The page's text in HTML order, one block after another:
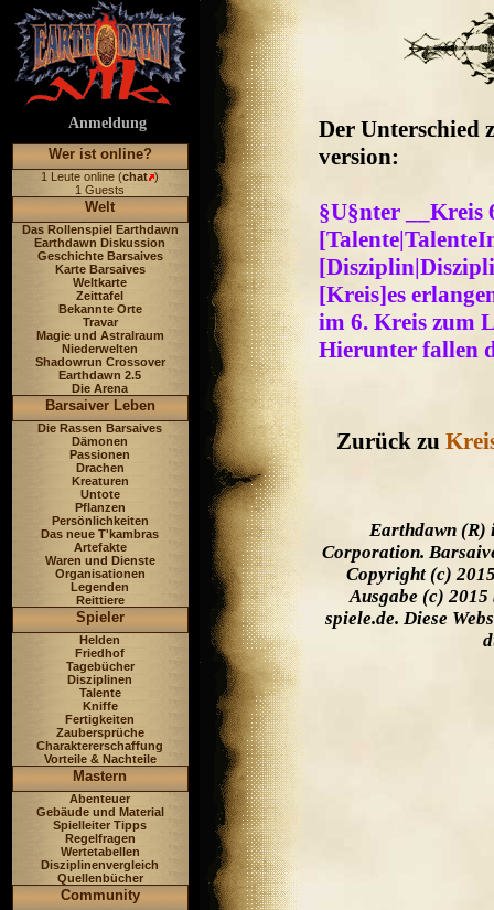
Anmeldung
Wer ist online?
1 Leute online (chat )
1 Guests
Welt
Das Rollenspiel Earthdawn
Earthdawn Diskussion
Geschichte Barsaives
Karte Barsaives
Weltkarte
Zeittafel
Bekannte Orte
Travar
Magie und Astralraum
Niederwelten
Shadowrun Crossover
Earthdawn 2.5
Die Arena
Barsaiver Leben
Die Rassen Barsaives
Dämonen
Passionen
Drachen
Kreaturen
Untote
Pflanzen
Persönlichkeiten
Das neue T'kambras
Artefakte
Waren und Dienste
Organisationen
Legenden
Reittiere
Spieler
Helden
Friedhof
Tagebücher
Disziplinen
Talente
Kniffe
Fertigkeiten
Zaubersprüche
Charaktererschaffung
Vorteile & Nachteile
Mastern
Abenteuer
Gebäude und Material
Spielleiter Tipps
Regelfragen
Wertetabellen
Disziplinenvergleich
Quellenbücher
Community
Der Unterschied
version:
§U§nter __Kreis
[Kreis]es
im 6. Kreis zum
Hierunter fallen
Zurück zu
Earthdawn (R)
Corporation.
Copyright (c)
Ausgabe (c) 2015
spiele.de. Diese